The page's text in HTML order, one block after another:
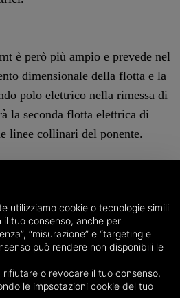
è però più ampio e prevede nel
dimensionale della flotta e la
polo elettrico nella rimessa di
la seconda flotta elettrica di
linee collinari del ponente.
possibili grazie al
di euro del “Patto per la città
quota di autofinanziamento
di gara i bandi relativi
elettrici, 10 da 7,8 metri e 14
della rimessa di
utilizziamo cookie o tecnologie simili
tuo consenso, anche per
“misurazione” e “targeting e
può rendere non disponibili le
o revocare il tuo consenso,
le impsotazioni cookie del tuo